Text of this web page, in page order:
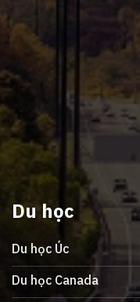
Du học
Du học Úc
Du học Canada